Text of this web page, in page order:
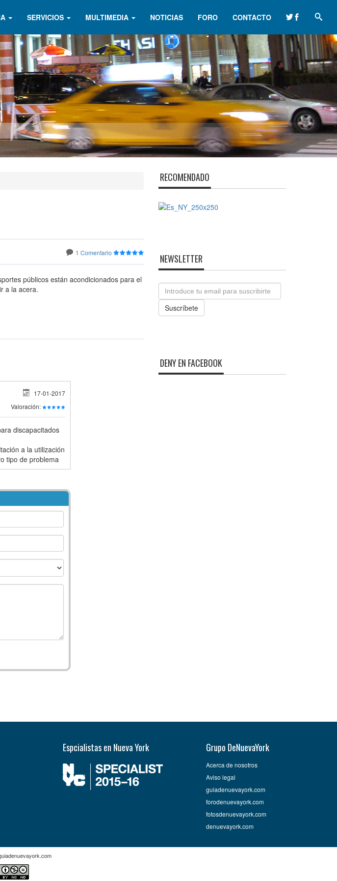
SERVICIOS MULTIMEDIA NOTICIAS FORO CONTACTO
1 Comentario
públicos están acondicionados para el
a la acera.
17-01-2017
Valoración:
discapacitados
a la utilización
tipo de problema
RECOMENDADO
NEWSLETTER
Email
Suscríbete
DENY EN FACEBOOK
Espcialistas en Nueva York Grupo DeNuevaYork
Acerca de nosotros
Aviso legal
guiadenuevayork.com
forodenuevayork.com
fotosdenuevayork.com
denuevayork.com